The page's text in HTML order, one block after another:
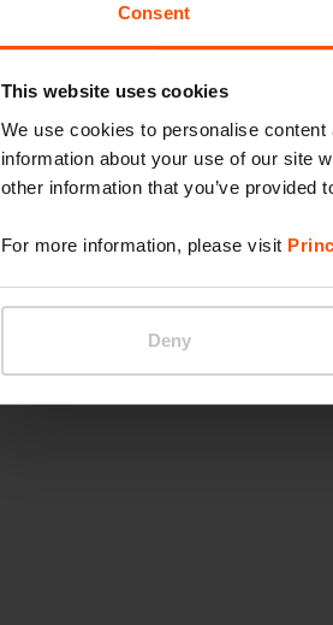
Consent
This website uses cookies
We use cookies to personalise
information about your use of our site
other information that you’ve provided
For more information, please visit
Deny